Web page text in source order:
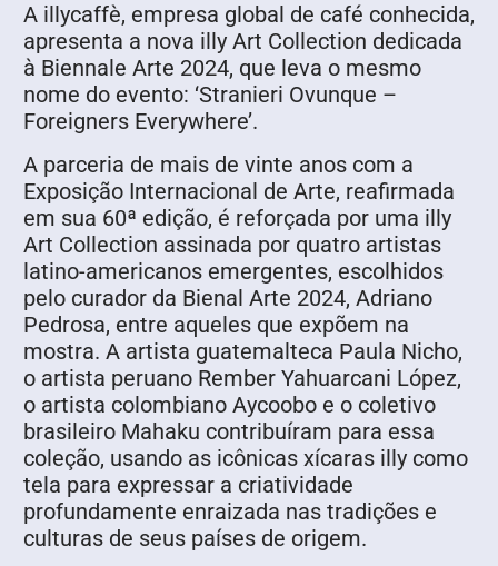
A illycaffè, empresa global de café conhecida,
apresenta a nova illy Art Collection dedicada
à Biennale Arte 2024, que leva o mesmo
nome do evento: ‘Stranieri Ovunque –
Foreigners Everywhere’.
A parceria de mais de vinte anos com a
Exposição Internacional de Arte, reafirmada
em sua 60ª edição, é reforçada por uma illy
Art Collection assinada por quatro artistas
latino-americanos emergentes, escolhidos
pelo curador da Bienal Arte 2024, Adriano
Pedrosa, entre aqueles que expõem na
mostra. A artista guatemalteca Paula Nicho,
o artista peruano Rember Yahuarcani López,
o artista colombiano Aycoobo e o coletivo
brasileiro Mahaku contribuíram para essa
coleção, usando as icônicas xícaras illy como
tela para expressar a criatividade
profundamente enraizada nas tradições e
culturas de seus países de origem.